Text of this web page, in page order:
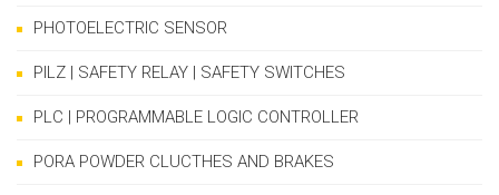
PHOTOELECTRIC SENSOR
PILZ | SAFETY RELAY | SAFETY SWITCHES
PLC | PROGRAMMABLE LOGIC CONTROLLER
PORA POWDER CLUCTHES AND BRAKES